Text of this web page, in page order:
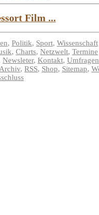
Film ...
, Politik, Sport, Wissenschaft
, Charts, Netzwelt, Termine
Newsleter, Kontakt, Umfragen
Archiv, RSS, Shop, Sitemap,